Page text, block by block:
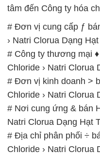
tâm đến Công ty hóa
# Đơn vị cung cấp ƒ
› Natri Clorua Dạng
# Công ty thương mại
Chloride › Natri Clorua
# Đơn vị kinh doanh >
Chloride › Natri Clorua
# Nơi cung ứng & bán
Natri Clorua Dạng Hạt
# Địa chỉ phân phối ÷
Chloride › Natri Clorua